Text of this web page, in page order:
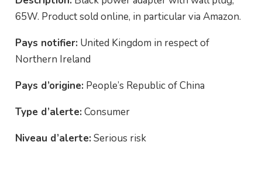
65W. Product sold online, in particular via Amazon.
Pays notifier: United Kingdom in respect of
Northern Ireland
Pays d’origine: People’s Republic of China
Type d’alerte: Consumer
Niveau d’alerte: Serious risk